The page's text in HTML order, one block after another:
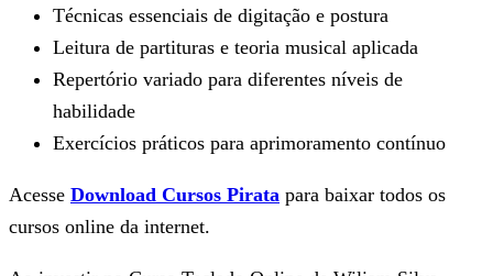
Técnicas essenciais de digitação e postura
Leitura de partituras e teoria musical aplicada
Repertório variado para diferentes níveis de
habilidade
Exercícios práticos para aprimoramento contínuo
Acesse Download Cursos Pirata para baixar todos os
cursos online da internet.